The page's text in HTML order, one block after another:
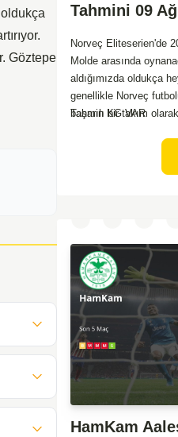
to
increase
decrease
Göztepe
Tahmini 09
Norveç Eliteserien'de
Molde arasında
aldığımızda oldukça
genellikle Norveç
başarılı bir takım
sahasında oynayacak
geçmesi ve her iki
Tahmin KG VAR
HamKam